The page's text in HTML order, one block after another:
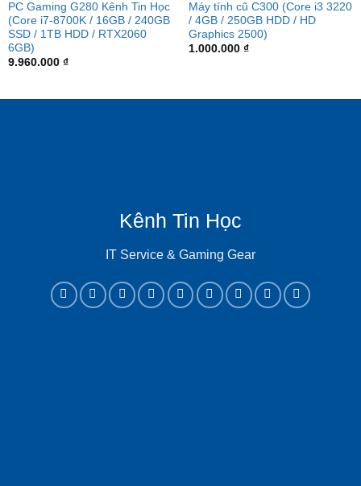
PC Gaming G280 Kênh Tin Học
(Core i7-8700K / 16GB / 240GB
SSD / 1TB HDD / RTX2060
6GB)
9.960.000 ₫
Máy tính cũ C300 (Core i3 3220
/ 4GB / 250GB HDD / HD
Graphics 2500)
1.000.000 ₫
Kênh Tin Học
IT Service & Gaming Gear